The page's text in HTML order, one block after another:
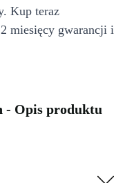
Kup teraz
miesięcy gwarancji i
- Opis produktu